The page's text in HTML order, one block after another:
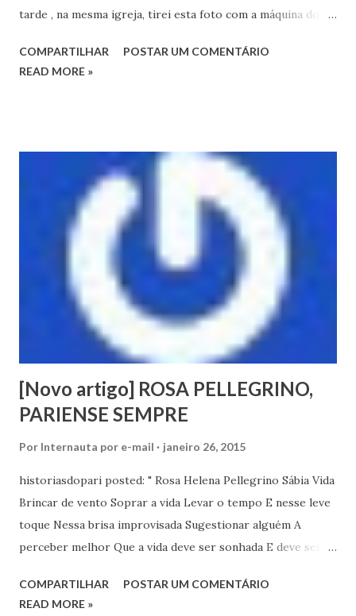
tarde , na mesma igreja, tirei esta foto com a máquina do
this post by replying above this line New post on Histórias
COMPARTILHAR
POSTAR UM COMENTÁRIO
READ MORE »
[Novo artigo] ROSA PELLEGRINO,
PARIENSE SEMPRE
Por Internauta por e-mail janeiro 26, 2015
historiasdopari posted: " Rosa Helena Pellegrino Sábia Vida
Brincar de vento Soprar a vida Levar o tempo E nesse leve
toque Nessa brisa improvisada Sugestionar alguém A
perceber melhor Que a vida deve ser sonhada E deve ser
above this line New post on Histórias do Pari ROSA
COMPARTILHAR
POSTAR UM COMENTÁRIO
READ MORE »